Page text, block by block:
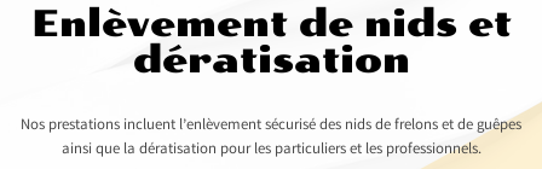
Enlèvement de nids et
dératisation
Nos prestations incluent l’enlèvement sécurisé des nids de frelons et de guêpes
ainsi que la dératisation pour les particuliers et les professionnels.